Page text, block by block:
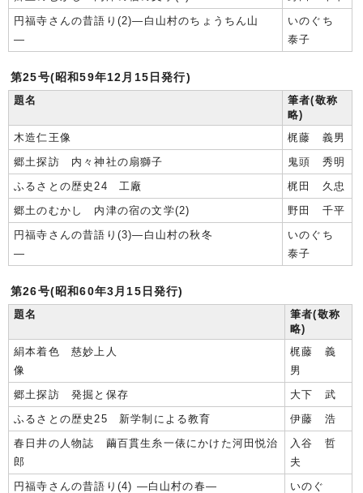
円福寺さんの昔語り(2)―白山村のちょうちん山
―
いのぐち
泰子
第25号(昭和59年12月15日発行)
題名
筆者(敬称
略)
木造仁王像
梶藤 義男
郷土探訪 内々神社の扇獅子
鬼頭 秀明
ふるさとの歴史24 工廠
梶田 久忠
郷土のむかし 内津の宿の文学(2)
野田 千平
円福寺さんの昔語り(3)―白山村の秋冬
―
いのぐち
泰子
第26号(昭和60年3月15日発行)
題名
筆者(敬称
略)
絹本着色 慈妙上人
像
梶藤 義
男
郷土探訪 発掘と保存
大下 武
ふるさとの歴史25 新学制による教育
伊藤 浩
春日井の人物誌 繭百貫生糸一俵にかけた河田悦治
郎
入谷 哲
夫
円福寺さんの昔語り(4) ―白山村の春―
いのぐ